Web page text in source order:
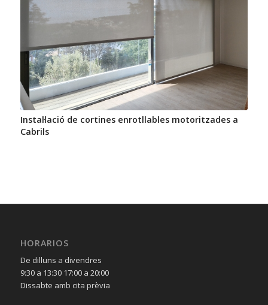
Instal·lació de cortines enrotllables motoritzades a
Cabrils
HORARIOS
De dilluns a divendres
9:30 a 13:30 17:00 a 20:00
Dissabte amb cita prèvia